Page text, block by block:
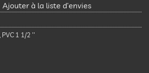
Ajouter à la liste d’envies
PVC 1 1/2 ''